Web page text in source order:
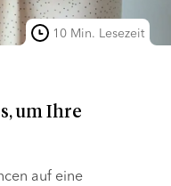
10 Min. Lesezeit
um Ihre
auf eine